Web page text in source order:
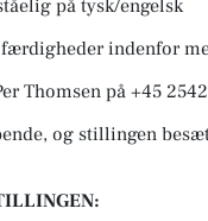
på tysk/engelsk
indenfor
Thomsen på +45
og stillingen